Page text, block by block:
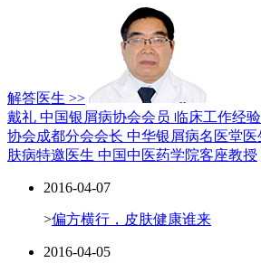
解答医生 >>
戴礼 中国银屑病协会会员 临床工作经
协会成都分会会长 中华银屑病名医堂医
肤病特邀医生 中国中医药学院客座教授
2016-04-07
>偏方横行，皮肤健康谁来
2016-04-05